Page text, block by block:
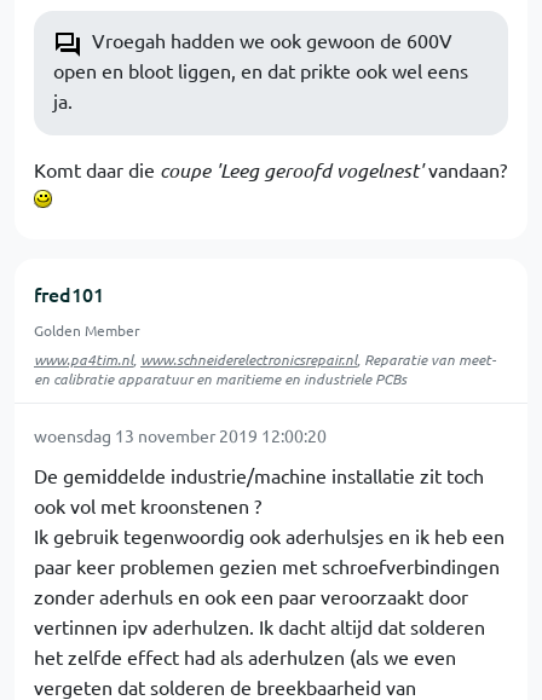
Vroegah hadden we ook gewoon de 600V
open en bloot liggen, en dat prikte ook wel eens
ja.
Komt daar die coupe 'Leeg geroofd vogelnest'vandaan?
fred101
Golden Member
www.pa4tim.nl, www.schneiderelectronicsrepair.nl, Reparatie van meet-
en calibratie apparatuur en maritieme en industriele PCBs
woensdag 13 november 2019 12:00:20
De gemiddelde industrie/machine installatie zit toch
ook vol met kroonstenen ?
Ik gebruik tegenwoordig ook aderhulsjes en ik heb een
paar keer problemen gezien met schroefverbindingen
zonder aderhuls en ook een paar veroorzaakt door
vertinnen ipv aderhulzen. Ik dacht altijd dat solderen
het zelfde effect had als aderhulzen (als we even
vergeten dat solderen de breekbaarheid van